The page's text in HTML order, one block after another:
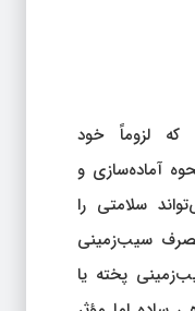
که لزوماً خود
آماده‌سازی و
سلامتی را
سیب‌زمینی
پخته یا